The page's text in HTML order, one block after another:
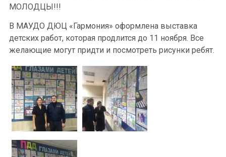
МОЛОДЦЫ!!!
В МАУДО ДЮЦ «Гармония» оформлена выставка
детских работ, которая продлится до 11 ноября. Все
желающие могут придти и посмотреть рисунки ребят.